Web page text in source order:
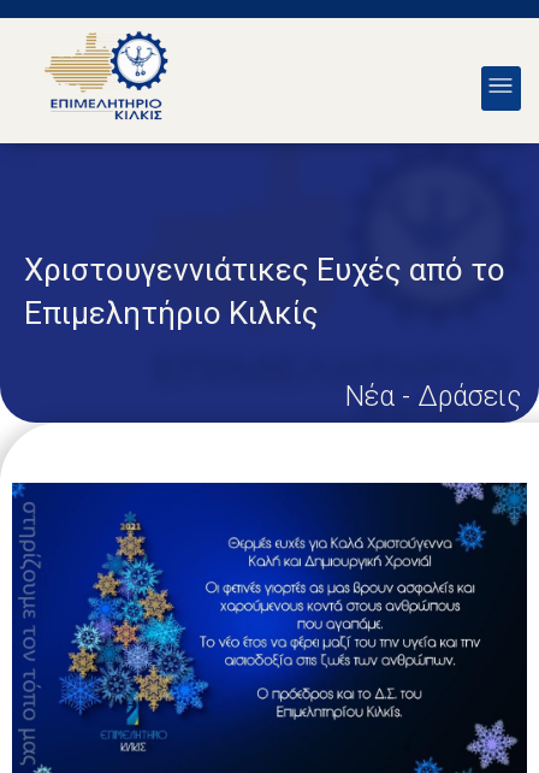
Χριστουγεννιάτικες Ευχές από το
Επιμελητήριο Κιλκίς
Νέα - Δράσεις